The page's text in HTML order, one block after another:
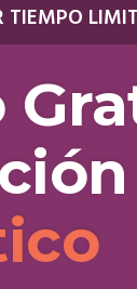
TIEMPO